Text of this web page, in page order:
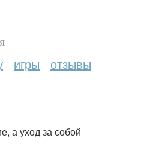
игры отзывы
а уход за собой